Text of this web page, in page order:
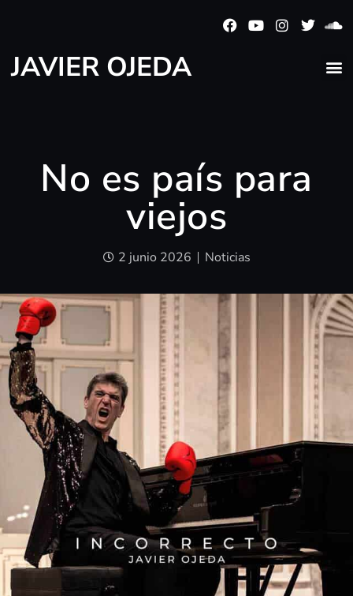
JAVIER OJEDA
No es país para
viejos
2 junio 2026 Noticias